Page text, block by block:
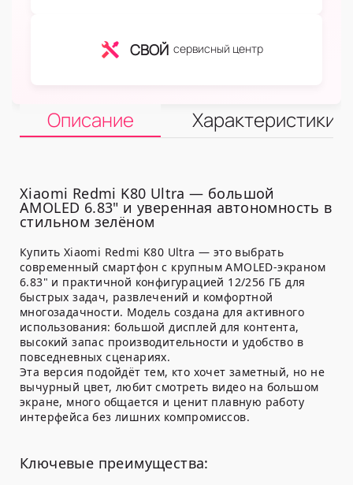
СВОЙ сервисный центр
Описание Характеристики
Xiaomi Redmi K80 Ultra — большой
AMOLED 6.83" и уверенная автономность в
стильном зелёном
Купить Xiaomi Redmi K80 Ultra — это выбрать
современный смартфон с крупным AMOLED-экраном
6.83" и практичной конфигурацией 12/256 ГБ для
быстрых задач, развлечений и комфортной
многозадачности. Модель создана для активного
использования: большой дисплей для контента,
высокий запас производительности и удобство в
повседневных сценариях.
Эта версия подойдёт тем, кто хочет заметный, но не
вычурный цвет, любит смотреть видео на большом
экране, много общается и ценит плавную работу
интерфейса без лишних компромиссов.
Ключевые преимущества: